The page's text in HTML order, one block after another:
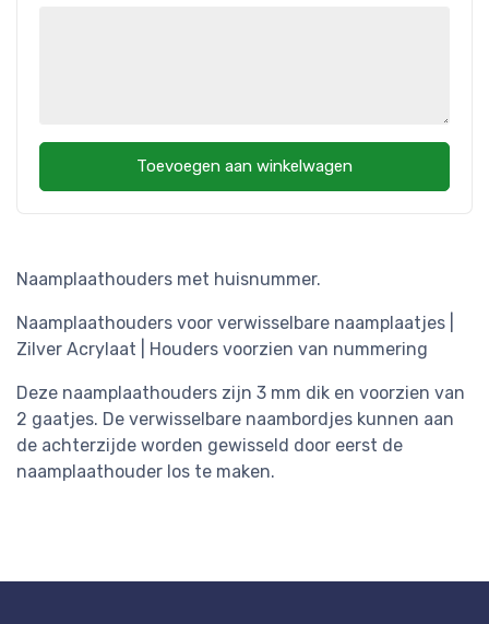
Naamplaathouders met huisnummer.
Naamplaathouders voor verwisselbare naamplaatjes |
Zilver Acrylaat | Houders voorzien van nummering
Deze naamplaathouders zijn 3 mm dik en voorzien van
2 gaatjes. De verwisselbare naambordjes kunnen aan
de achterzijde worden gewisseld door eerst de
naamplaathouder los te maken.
Toevoegen aan winkelwagen